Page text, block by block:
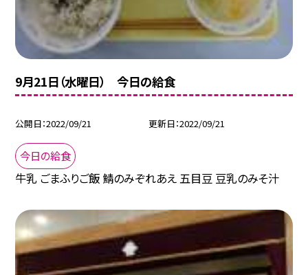
9月21日（水曜日） 今日の給食
公開日 2022/09/21 更新日 2022/09/21
今日の給食
牛乳 ごまふりご飯 鯖のみぞれあえ 五目豆 豆乳のみそ汁